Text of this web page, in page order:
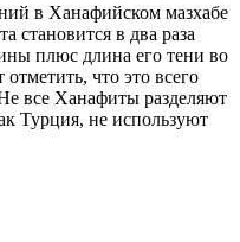
в Ханафийском мазхабе
становится в два раза
плюс длина его тени во
что это всего
все Ханафиты разделяют
Турция, не используют